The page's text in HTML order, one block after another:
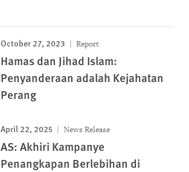
October 27, 2023 Report
Hamas dan Jihad Islam:
Penyanderaan adalah Kejahatan
Perang
April 22, 2025 News Release
AS: Akhiri Kampanye
Penangkapan Berlebihan di